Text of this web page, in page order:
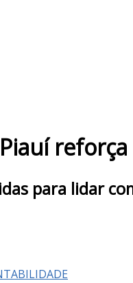
para lidar